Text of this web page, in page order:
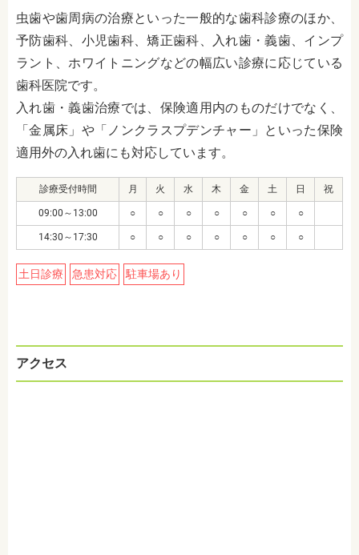
虫歯や歯周病の治療といった一般的な歯科診療のほか、
予防歯科、小児歯科、矯正歯科、入れ歯・義歯、インプ
ラント、ホワイトニングなどの幅広い診療に応じている
歯科医院です。
入れ歯・義歯治療では、保険適用内のものだけでなく、
「金属床」や「ノンクラスプデンチャー」といった保険
適用外の入れ歯にも対応しています。
診療受付時間 月 火 水 木 金 土 日 祝
09:00～13:00 ○ ○ ○ ○ ○ ○ ○
14:30～17:30 ○ ○ ○ ○ ○ ○ ○
土日診療 急患対応 駐車場あり
アクセス